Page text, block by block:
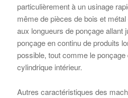
particulièrement à un usinage
même de pièces de bois et
aux longueurs de ponçage allant
ponçage en continu de produits
possible, tout comme le ponçage
cylindrique intérieur.
Autres caractéristiques des